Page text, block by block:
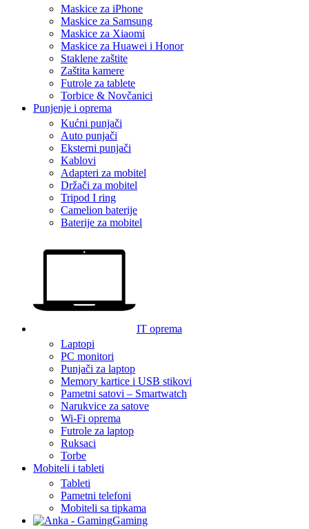
Maskice za iPhone
Maskice za Samsung
Maskice za Xiaomi
Maskice za Huawei i Honor
Staklene zaštite
Zaštita kamere
Futrole za tablete
Torbice & Novčanici
Punjenje i oprema
Kućni punjači
Auto punjači
Eksterni punjači
Kablovi
Adapteri za mobitel
Držači za mobitel
Tripod I ring
Camelion baterije
Baterije za mobitel
IT oprema
Laptopi
PC monitori
Punjači za laptop
Memory kartice i USB stikovi
Pametni satovi – Smartwatch
Narukvice za satove
Wi-Fi oprema
Futrole za laptop
Ruksaci
Torbe
Mobiteli i tableti
Tableti
Pametni telefoni
Mobiteli sa tipkama
Gaming